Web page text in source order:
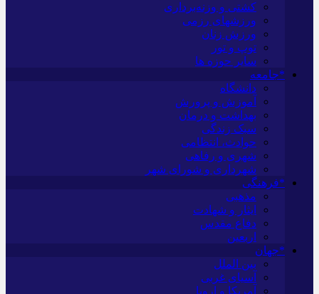
کشتی و وزنه‌برداری
ورزشهای رزمی
ورزش زنان
توپ و تور
سایر حوزه ها
*جامعه
دانشگاه
آموزش و پرورش
بهداشت و درمان
سبک زندگی
حوادث، انتظامی
شهری و رفاهی
شهرداری و شورای شهر
*فرهنگی
مذهبی
ایثار و شهادت
دفاع مقدس
اربعین
*جهان
بین الملل
آسیای غربی
آمریکا و اروپا